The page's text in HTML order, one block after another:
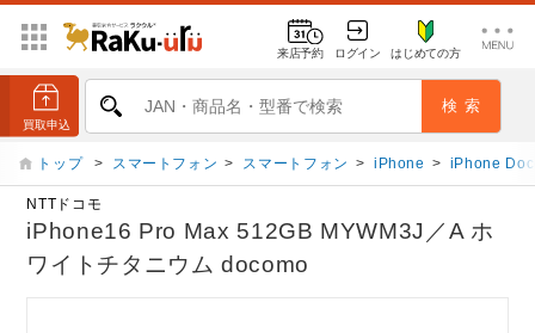
来店予約 ログイン はじめての方
トップ > スマートフォン > スマートフォン > iPhone > iPhone
NTTドコモ
iPhone16 Pro Max 512GB MYWM3J／A ホ
ワイトチタニウム docomo